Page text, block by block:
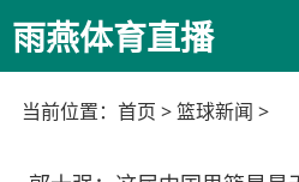
雨燕体育直播
当前位置： 首页 >篮球新闻 >